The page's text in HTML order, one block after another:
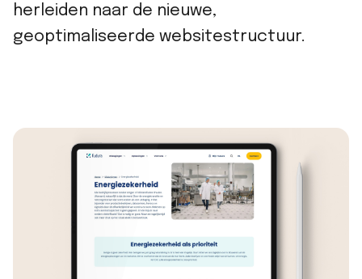
herleiden naar de nieuwe,
geoptimaliseerde websitestructuur.